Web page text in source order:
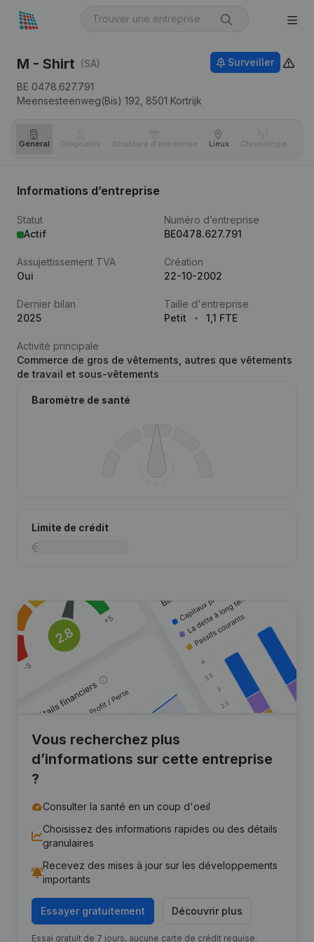
M - Shirt (SA)
BE 0478.627.791
Meensesteenweg(Bis) 192, 8501 Kortrijk
Surveiller
Général Dirigeants Structure d'entreprise Lieux Chronologie
Informations d’entreprise
Statut
Actif
Numéro d’entreprise
BE0478.627.791
Assujettissement TVA
Oui
Création
22-10-2002
Dernier bilan
2025
Taille d'entreprise
Petit
1,1 FTE
Activité principale
Commerce de gros de vêtements, autres que vêtements
de travail et sous-vêtements
Baromètre de santé
Limite de crédit
Vous recherchez plus
d’informations sur cette entreprise
?
Consulter la santé en un coup d'oeil
Choisissez des informations rapides ou des détails
granulaires
Recevez des mises à jour sur les développements
importants
Essayer gratuitement Découvrir plus
Essai gratuit de 7 jours, aucune carte de crédit requise.